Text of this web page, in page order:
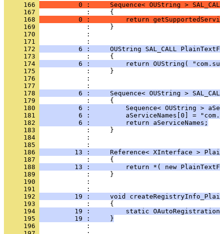
     166
0 :     Sequence< OUString >
     167
     168
0 :         return
     169
     170
            :
     171
     172
6 :     OUString SAL_CALL
     173
     174
6 :         return OUString(
     175
     176
            :
     177
     178
6 :     Sequence< OUString >
     179
     180
6 :         Sequence< OUString >
     181
6 :         aServiceNames[0] =
     182
          6 :         return aServiceNames;
     183
     184
            :
     185
     186
13 :     Reference< XInterface >
     187
     188
13 :         return *( new
     189
     190
            :
     191
     192
19 :     void
     193
     194
19 :         static
     195
         19 :     }
     196